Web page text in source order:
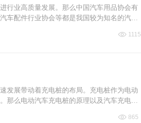
行业高质量发展。那么中国汽车用品协会有
车配件行业协会等都是我国较为知名的汽车
1115
发展带动着充电桩的布局。充电桩作为电动
那么电动汽车充电桩的原理以及汽车充电桩
865